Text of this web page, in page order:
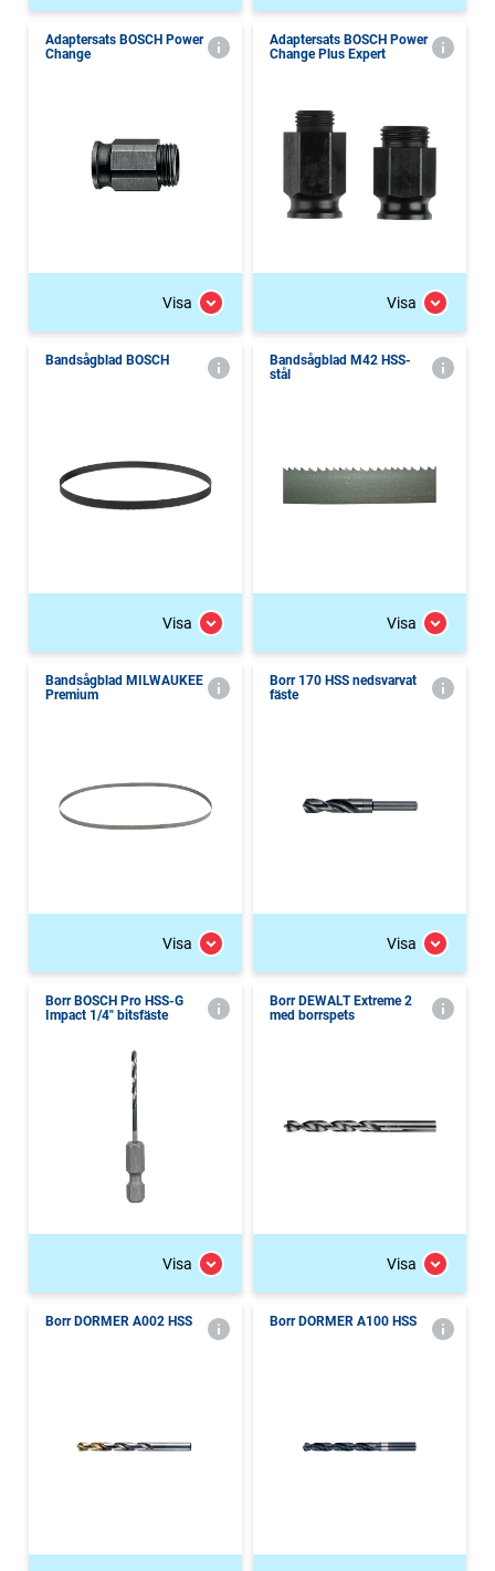
Adaptersats BOSCH Power
Change
Visa
Adaptersats BOSCH Power
Change Plus Expert
Visa
Bandsågblad BOSCH
Visa
Bandsågblad M42 HSS-
stål
Visa
Bandsågblad MILWAUKEE
Premium
Visa
Borr 170 HSS nedsvarvat
fäste
Visa
Borr BOSCH Pro HSS-G
Impact 1/4" bitsfäste
Visa
Borr DEWALT Extreme 2
med borrspets
Visa
Borr DORMER A002 HSS Borr DORMER A100 HSS